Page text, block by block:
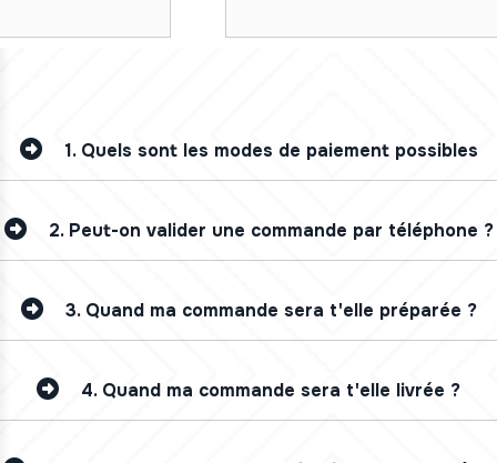
1. Quels sont les modes de paiement possibles
2. Peut-on valider une commande par téléphone ?
3. Quand ma commande sera t'elle préparée ?
4. Quand ma commande sera t'elle livrée ?